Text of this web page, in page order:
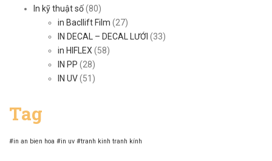
In kỹ thuật số(80)
in Bacllift Film (27)
IN DECAL – DECAL LƯỚI (33)
in HIFLEX (58)
IN PP (28)
IN UV(51)
Tag
#in an bien hoa #in uv #tranh kinh tranh kính